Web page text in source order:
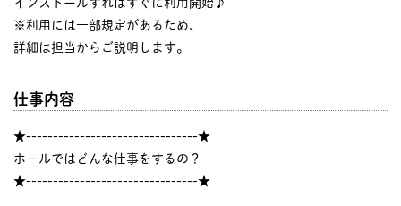
※利用には一部規定があるため、
詳細は担当からご説明します。
仕事内容
★--------------------------------★
ホールではどんな仕事をするの？
★--------------------------------★